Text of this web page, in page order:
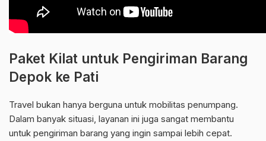
Paket Kilat untuk Pengiriman Barang
Depok ke Pati
Travel bukan hanya berguna untuk mobilitas penumpang.
Dalam banyak situasi, layanan ini juga sangat membantu
untuk pengiriman barang yang ingin sampai lebih cepat.